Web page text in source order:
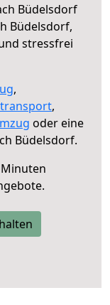
Büdelsdorf
Büdelsdorf,
stressfrei
,
,
oder eine
Büdelsdorf.